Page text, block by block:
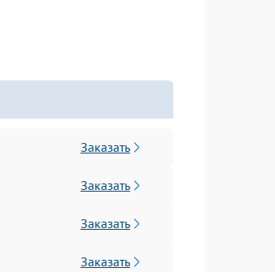
Заказать
Заказать
Заказать
Заказать